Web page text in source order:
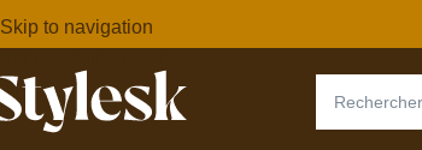
Skip to navigation